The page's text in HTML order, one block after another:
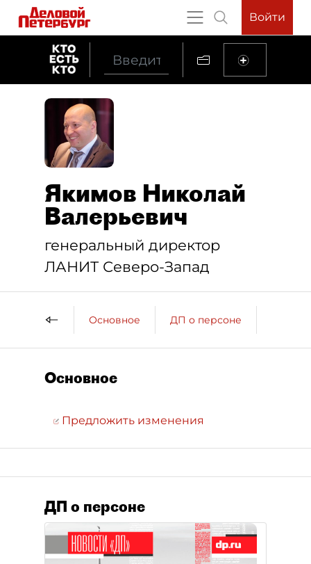
Войти
Якимов Николай
Валерьевич
генеральный директор
ЛАНИТ Северо-Запад
Основное ДП о персоне
Основное
Предложить изменения
ДП о персоне